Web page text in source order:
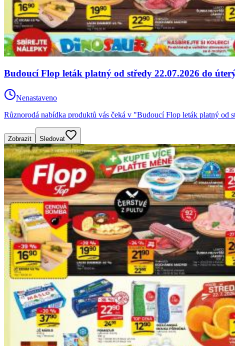
Budoucí Flop leták platný od středy 22.07.2026 do
Nenastaveno
Různorodá nabídka produktů vás čeká v "Budoucí Flop leták platný
Zobrazit Sledovat